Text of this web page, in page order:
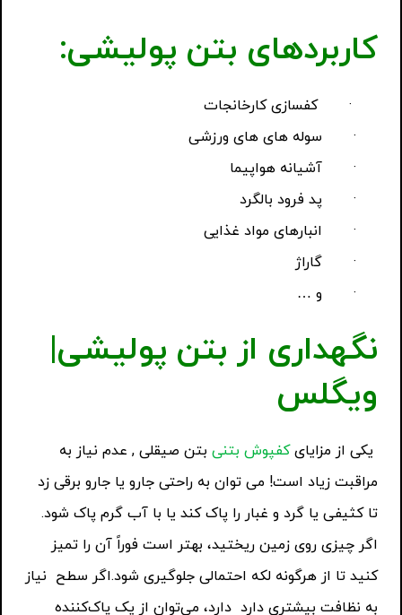
کاربردهای بتن پولیشی:
· کفسازی کارخانجات
· سوله های های ورزشی
· آشیانه هواپیما
· پد فرود بالگرد
· انبارهای مواد غذایی
· گاراژ
· و …
نگهداری از بتن پولیشی|
ویگلس
یکی از مزایایکفپوش بتنی بتن صیقلی , عدم نیاز به
مراقبت زیاد است! می توان به راحتی جارو یا جارو برقی زد
تا کثیفی یا گرد و غبار را پاک کند یا با آب گرم پاک شود.
اگر چیزی روی زمین ریختید، بهتر است فوراً آن را تمیز
کنید تا از هرگونه لکه احتمالی جلوگیری شود.اگر سطح نیاز
به نظافت بیشتری دارد دارد، می‌توان از یک پاک‌کننده